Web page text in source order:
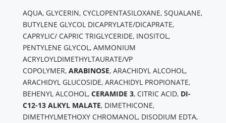
AQUA, GLYCERIN, CYCLOPENTASILOXANE, SQUALANE,
BUTYLENE GLYCOL DICAPRYLATE/DICAPRATE,
CAPRYLIC/ CAPRIC TRIGLYCERIDE, INOSITOL,
PENTYLENE GLYCOL, AMMONIUM
ACRYLOYLDIMETHYLTAURATE/VP
COPOLYMER, ARABINOSE, ARACHIDYL ALCOHOL,
ARACHIDYL GLUCOSIDE, ARACHIDYL PROPIONATE,
BEHENYL ALCOHOL, CERAMIDE 3, CITRIC ACID, DI-
C12-13 ALKYL MALATE, DIMETHICONE,
DIMETHYLMETHOXY CHROMANOL, DISODIUM EDTA,